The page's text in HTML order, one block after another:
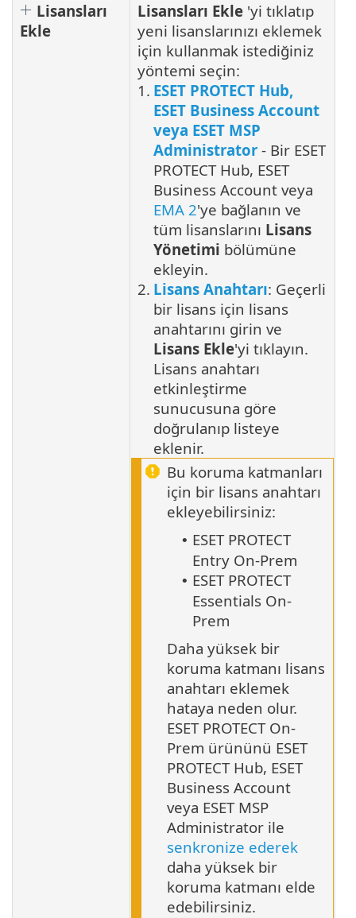
Lisansları
Ekle
Lisansları Ekle 'yi tıklatıp
yeni lisanslarınızı eklemek
için kullanmak istediğiniz
yöntemi seçin:
1. ESET PROTECT Hub,
ESET Business Account
veya ESET MSP
Administrator - Bir ESET
PROTECT Hub, ESET
Business Account veya
EMA 2'ye bağlanın ve
tüm lisanslarını Lisans
Yönetimi bölümüne
ekleyin.
2. Lisans Anahtarı: Geçerli
bir lisans için lisans
anahtarını girin ve
Lisans Ekle'yi tıklayın.
Lisans anahtarı
etkinleştirme
sunucusuna göre
doğrulanıp listeye
eklenir.
Bu koruma katmanları
için bir lisans anahtarı
ekleyebilirsiniz:
• ESET PROTECT
Entry On-Prem
• ESET PROTECT
Essentials On-
Prem
Daha yüksek bir
koruma katmanı lisans
anahtarı eklemek
hataya neden olur.
ESET PROTECT On-
Prem ürününü ESET
PROTECT Hub, ESET
Business Account
veya ESET MSP
Administrator ile
senkronize ederek
daha yüksek bir
koruma katmanı elde
edebilirsiniz.